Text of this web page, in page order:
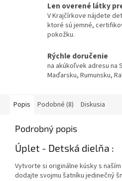
Len overené látky
V Krajčírkove nájdete
ktoré sú jemné,
pokožku.
Rýchle doručenie
na akúkoľvek adresu na
Maďarsku, Rumunsku,
Popis Podobné (8) Diskusia
Podrobný popis
Úplet - Detská dielňa :
Vytvorte si originálne kúsky s
dodajte svojmu šatníku jedinečný